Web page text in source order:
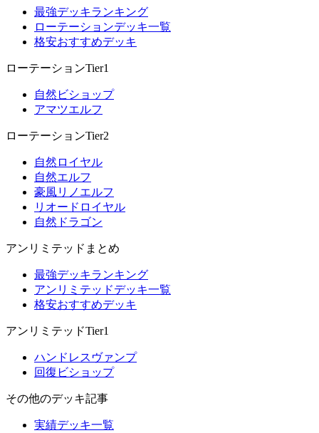
最強デッキランキング
ローテーションデッキ一覧
格安おすすめデッキ
ローテーションTier1
自然ビショップ
アマツエルフ
ローテーションTier2
自然ロイヤル
自然エルフ
豪風リノエルフ
リオードロイヤル
自然ドラゴン
アンリミテッドまとめ
最強デッキランキング
アンリミテッドデッキ一覧
格安おすすめデッキ
アンリミテッドTier1
ハンドレスヴァンプ
回復ビショップ
その他のデッキ記事
実績デッキ一覧